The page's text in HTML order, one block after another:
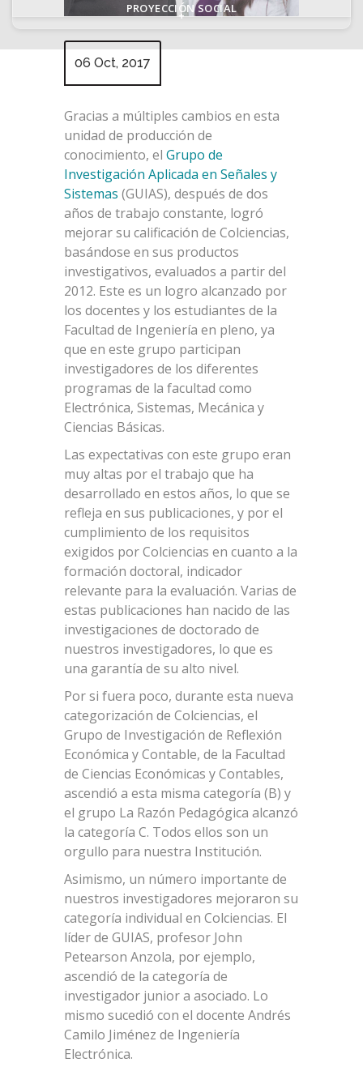
PROYECCIÓN SOCIAL
+
06 Oct, 2017
Gracias a múltiples cambios en esta
unidad de producción de
conocimiento, el Grupo de
Investigación Aplicada en Señales y
Sistemas (GUIAS), después de dos
años de trabajo constante, logró
mejorar su calificación de Colciencias,
basándose en sus productos
investigativos, evaluados a partir del
2012. Este es un logro alcanzado por
los docentes y los estudiantes de la
Facultad de Ingeniería en pleno, ya
que en este grupo participan
investigadores de los diferentes
programas de la facultad como
Electrónica, Sistemas, Mecánica y
Ciencias Básicas.
Las expectativas con este grupo eran
muy altas por el trabajo que ha
desarrollado en estos años, lo que se
refleja en sus publicaciones, y por el
cumplimiento de los requisitos
exigidos por Colciencias en cuanto a la
formación doctoral, indicador
relevante para la evaluación. Varias de
estas publicaciones han nacido de las
investigaciones de doctorado de
nuestros investigadores, lo que es
una garantía de su alto nivel.
Por si fuera poco, durante esta nueva
categorización de Colciencias, el
Grupo de Investigación de Reflexión
Económica y Contable, de la Facultad
de Ciencias Económicas y Contables,
ascendió a esta misma categoría (B) y
el grupo La Razón Pedagógica alcanzó
la categoría C. Todos ellos son un
orgullo para nuestra Institución.
Asimismo, un número importante de
nuestros investigadores mejoraron su
categoría individual en Colciencias. El
líder de GUIAS, profesor John
Petearson Anzola, por ejemplo,
ascendió de la categoría de
investigador junior a asociado. Lo
mismo sucedió con el docente Andrés
Camilo Jiménez de Ingeniería
Electrónica.